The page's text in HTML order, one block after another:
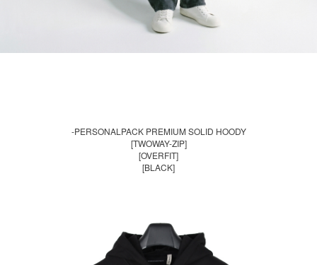
-PERSONALPACK PREMIUM SOLID HOODY
[TWOWAY-ZIP]
[OVERFIT]
[BLACK]